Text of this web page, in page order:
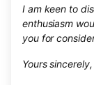
I am keen to
enthusiasm
you for
Yours sincerely,